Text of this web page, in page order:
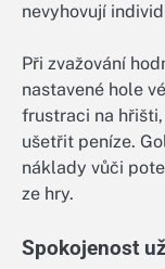
nevyhovují
Při zvažování
nastavené hole
frustraci na
ušetřit peníze.
náklady vůči
ze hry.
Spokojenost